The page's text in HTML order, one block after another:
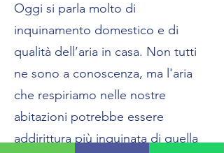
Oggi si parla molto di
inquinamento domestico e di
qualità dell’aria in casa. Non tutti
ne sono a conoscenza, ma l'aria
che respiriamo nelle nostre
abitazioni potrebbe essere
addirittura più inquinata di quella